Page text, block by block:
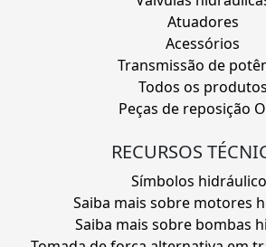
Atuadores
Acessórios
Transmissão de
Todos os produtos
Peças de reposição
RECURSOS
Símbolos
Saiba mais sobre motores
Saiba mais sobre bombas